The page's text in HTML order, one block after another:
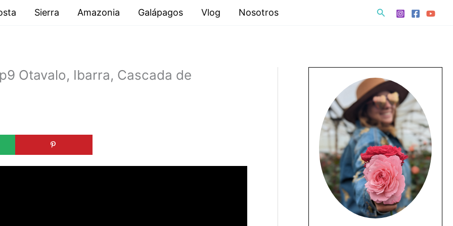
Sierra Amazonia Galápagos Vlog Nosotros Buscar
Otavalo, Ibarra, Cascada de